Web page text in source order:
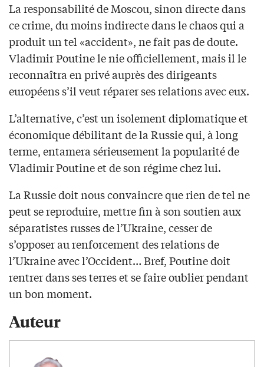
La responsabilité de Moscou, sinon directe dans
ce crime, du moins indirecte dans le chaos qui a
produit un tel «accident», ne fait pas de doute.
Vladimir Poutine le nie officiellement, mais il le
reconnaîtra en privé auprès des dirigeants
européens s’il veut réparer ses relations avec eux.
L’alternative, c’est un isolement diplomatique et
économique débilitant de la Russie qui, à long
terme, entamera sérieusement la popularité de
Vladimir Poutine et de son régime chez lui.
La Russie doit nous convaincre que rien de tel ne
peut se reproduire, mettre fin à son soutien aux
séparatistes russes de l’Ukraine, cesser de
s’opposer au renforcement des relations de
l’Ukraine avec l’Occident… Bref, Poutine doit
rentrer dans ses terres et se faire oublier pendant
un bon moment.
Auteur